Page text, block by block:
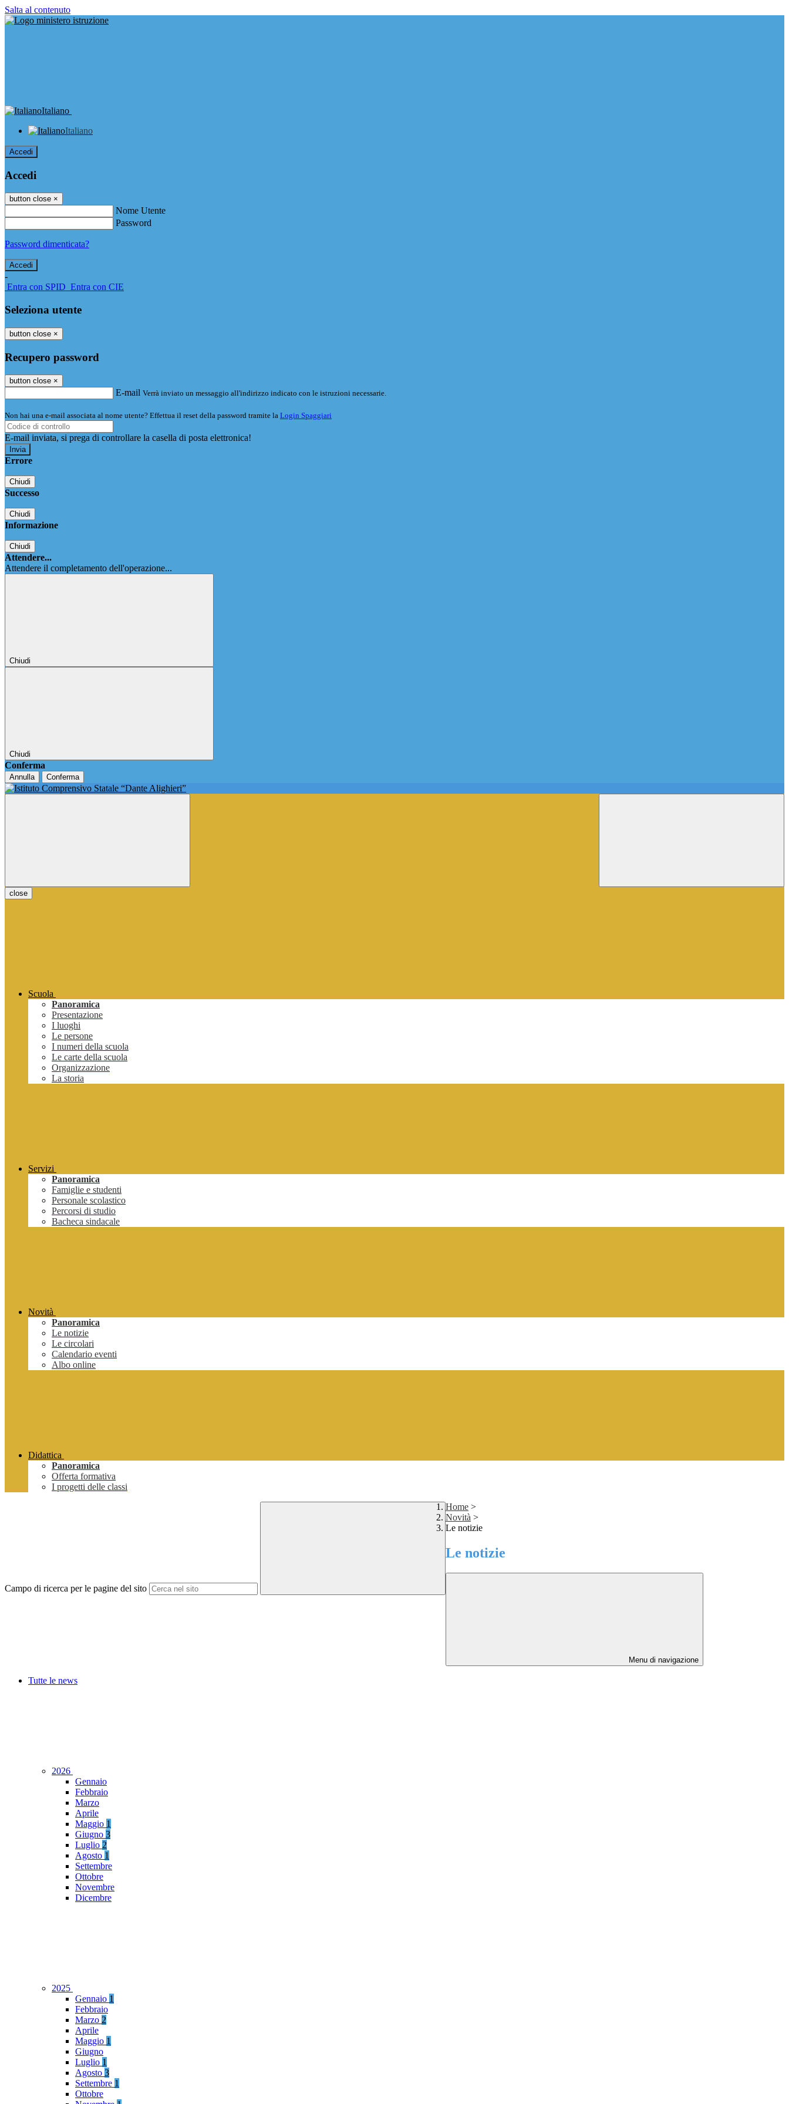
Salta al contenuto
Italiano
Italiano
Accedi
Accedi
button close ×
Nome Utente
Password
Password dimenticata?
-
Entra con SPID Entra con CIE
Seleziona utente
button close ×
Recupero password
button close ×
E-mail Verrà inviato un messaggio all'indirizzo indicato con le istruzioni necessarie.
Non hai una e-mail associata al nome utente? Effettua il reset della password tramite la Login Spaggiari
E-mail inviata, si prega di controllare la casella di posta elettronica!
Errore
Chiudi
Successo
Chiudi
Informazione
Chiudi
Attendere...
Attendere il completamento dell'operazione...
Chiudi
Chiudi
Conferma
Annulla Conferma
close
Scuola
Panoramica
Presentazione
I luoghi
Le persone
I numeri della scuola
Le carte della scuola
Organizzazione
La storia
Servizi
Panoramica
Famiglie e studenti
Personale scolastico
Percorsi di studio
Bacheca sindacale
Novità
Panoramica
Le notizie
Le circolari
Calendario eventi
Albo online
Didattica
Panoramica
Offerta formativa
I progetti delle classi
Campo di ricerca per le pagine del sito
Home >
Novità >
Le notizie
Le notizie
Menu di navigazione
Tutte le news
2026
Gennaio
Febbraio
Marzo
Aprile
Maggio 1
Giugno 3
Luglio 2
Agosto 1
Settembre
Ottobre
Novembre
Dicembre
2025
Gennaio 1
Febbraio
Marzo 2
Aprile
Maggio 1
Giugno
Luglio 1
Agosto 3
Settembre 1
Ottobre